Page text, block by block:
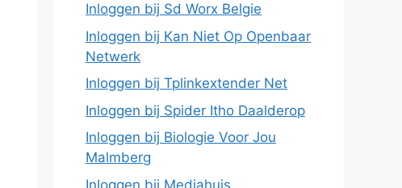
Inloggen bij Sd Worx Belgie
Inloggen bij Kan Niet Op Openbaar
Netwerk
Inloggen bij Tplinkextender Net
Inloggen bij Spider Itho Daalderop
Inloggen bij Biologie Voor Jou
Malmberg
Inloggen bij Mediahuis